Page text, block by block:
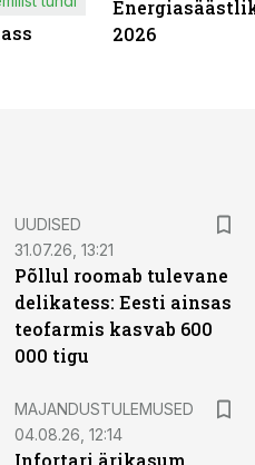
2026
UUDISED
31.07.26, 13:21
Põllul roomab tulevane
delikatess: Eesti ainsas
teofarmis kasvab 600
000 tigu
MAJANDUSTULEMUSED
04.08.26, 12:14
Infortari ärikasum